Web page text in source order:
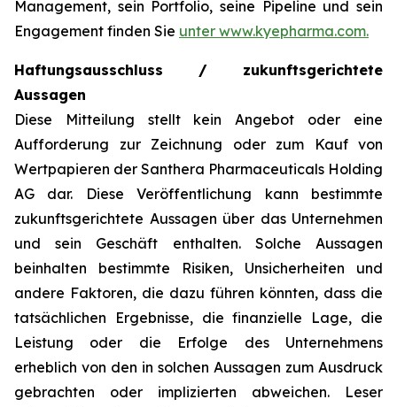
Management, sein Portfolio, seine Pipeline und sein
Engagement finden Sie unter www.kyepharma.com.
Haftungsausschluss / zukunftsgerichtete
Aussagen
Diese Mitteilung stellt kein Angebot oder eine
Aufforderung zur Zeichnung oder zum Kauf von
Wertpapieren der Santhera Pharmaceuticals Holding
AG dar. Diese Veröffentlichung kann bestimmte
zukunftsgerichtete Aussagen über das Unternehmen
und sein Geschäft enthalten. Solche Aussagen
beinhalten bestimmte Risiken, Unsicherheiten und
andere Faktoren, die dazu führen könnten, dass die
tatsächlichen Ergebnisse, die finanzielle Lage, die
Leistung oder die Erfolge des Unternehmens
erheblich von den in solchen Aussagen zum Ausdruck
gebrachten oder implizierten abweichen. Leser